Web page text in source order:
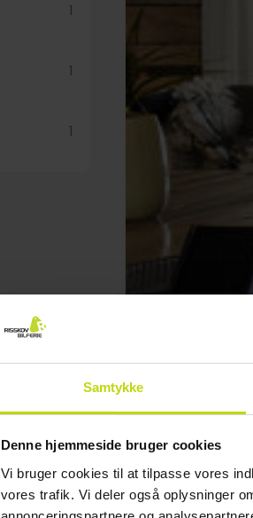
Samtykke
Denne hjemmeside bruger cookies
Vi bruger cookies til at tilpasse vores
vores trafik. Vi deler også oplysninger
1
1
1